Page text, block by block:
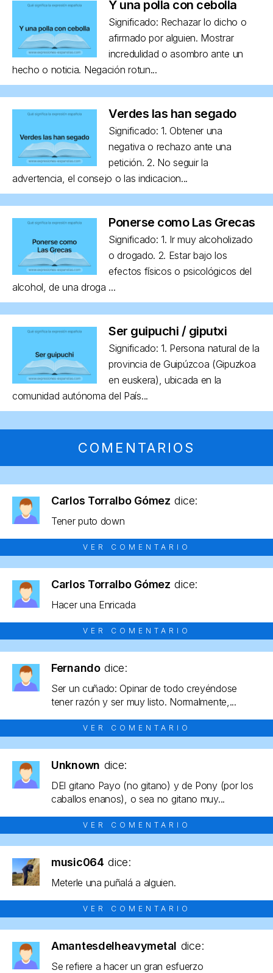
Y una polla con cebolla
Significado: Rechazar lo dicho o
afirmado por alguien. Mostrar
incredulidad o asombro ante un
hecho o noticia. Negación rotun...
Verdes las han segado
Significado: 1. Obtener una
negativa o rechazo ante una
petición. 2. No seguir la
advertencia, el consejo o las indicacion...
Ponerse como Las Grecas
Significado: 1. Ir muy alcoholizado
o drogado. 2. Estar bajo los
efectos físicos o psicológicos del
alcohol, de una droga ...
Ser guipuchi / giputxi
Significado: 1. Persona natural de la
provincia de Guipúzcoa (Gipuzkoa
en euskera), ubicada en la
comunidad autónoma del País...
COMENTARIOS
Carlos Torralbo Gómez dice:
Tener puto down
VER COMENTARIO
Carlos Torralbo Gómez dice:
Hacer una Enricada
VER COMENTARIO
Fernando dice:
Ser un cuñado: Opinar de todo creyéndose
tener razón y ser muy listo. Normalmente,...
VER COMENTARIO
Unknown dice:
DEl gitano Payo (no gitano) y de Pony (por los
caballos enanos), o sea no gitano muy...
VER COMENTARIO
music064 dice:
Meterle una puñalá a alguien.
VER COMENTARIO
Amantesdelheavymetal dice:
Se refiere a hacer un gran esfuerzo